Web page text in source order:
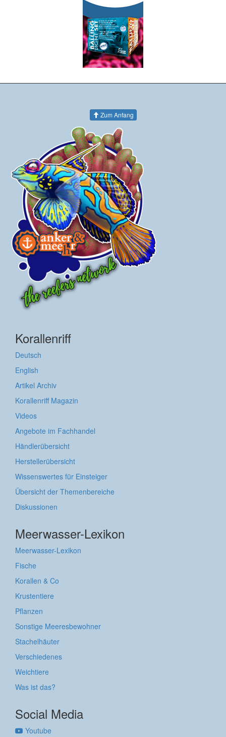
Zum Anfang
Korallenriff
Deutsch
English
Artikel Archiv
Korallenriff Magazin
Videos
Angebote im Fachhandel
Händlerübersicht
Herstellerübersicht
Wissenswertes für Einsteiger
Übersicht der Themenbereiche
Diskussionen
Meerwasser-Lexikon
Meerwasser-Lexikon
Fische
Korallen & Co
Krustentiere
Pflanzen
Sonstige Meeresbewohner
Stachelhäuter
Verschiedenes
Weichtiere
Was ist das?
Social Media
Youtube